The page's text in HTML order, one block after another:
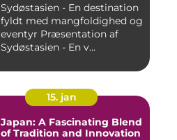
Sydøstasien - En destination
fyldt med mangfoldighed og
eventyr Præsentation af
Sydøstasien - En v...
15. jan
Japan: A Fascinating Blend
of Tradition and Innovation